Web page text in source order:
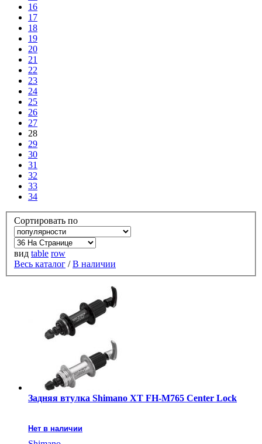
16
17
18
19
20
21
22
23
24
25
26
27
28
29
30
31
32
33
34
Сортировать по
вид table row
Весь каталог /В наличии
Задняя втулка Shimano XT FH-M765 Center Lock
Нет в наличии